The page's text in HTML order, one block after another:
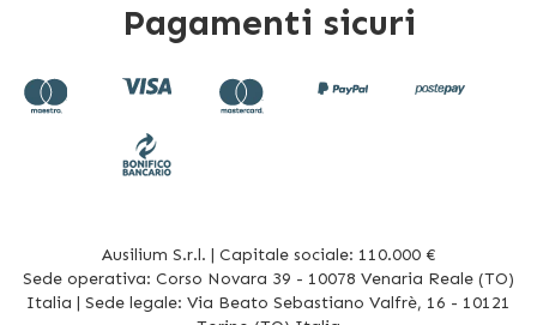
Pagamenti sicuri
Ausilium S.r.l. | Capitale sociale: 110.000 €
Sede operativa: Corso Novara 39 - 10078 Venaria Reale (TO)
Italia | Sede legale: Via Beato Sebastiano Valfrè, 16 - 10121